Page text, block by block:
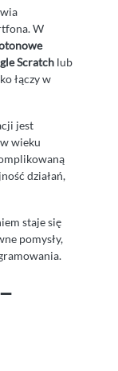
W
Scratch lub
łączy w
jest
wieku
działań,
staje się
pomysły,